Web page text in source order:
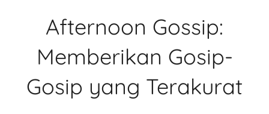
Afternoon Gossip:
Memberikan Gosip-
Gosip yang Terakurat